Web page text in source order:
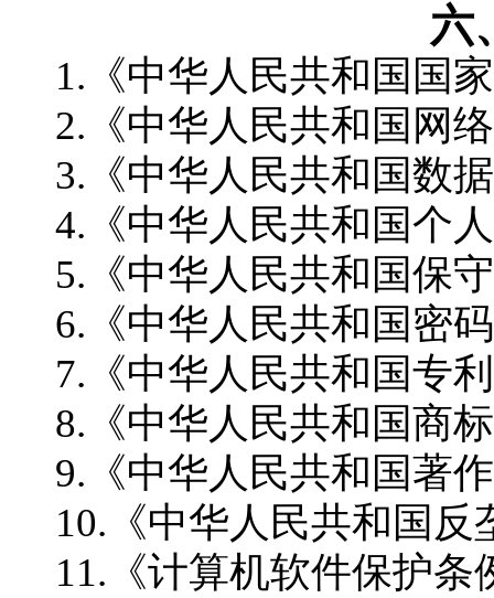
六
1.《中华人民共和国国
2.《中华人民共和国网
3.《中华人民共和国数
4.《中华人民共和国个
5.《中华人民共和国保
6.《中华人民共和国密
7.《中华人民共和国专
8.《中华人民共和国商
9.《中华人民共和国著
10.《中华人民共和国反
11.《计算机软件保护条